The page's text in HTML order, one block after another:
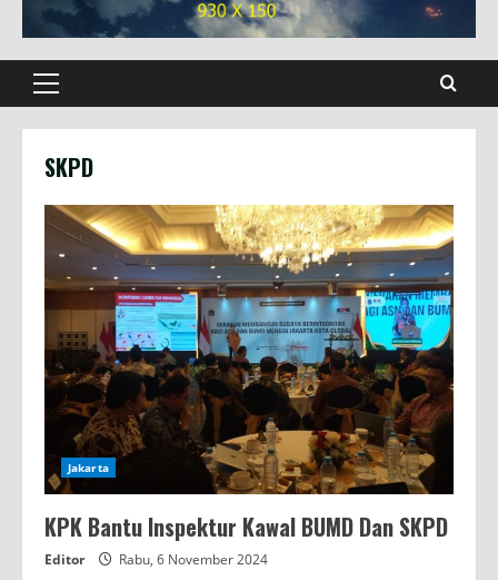
Primary
SKPD
Jakarta
KPK Bantu Inspektur Kawal BUMD Dan SKPD
Editor Rabu, 6 November 2024